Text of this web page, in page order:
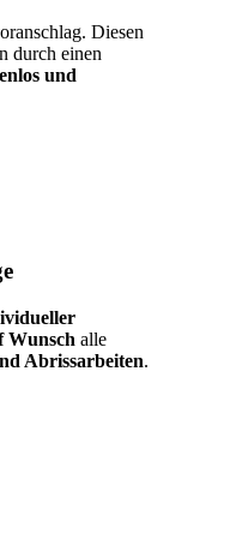
Diesen
durch einen
und
Wunsch alle
Abrissarbeiten.